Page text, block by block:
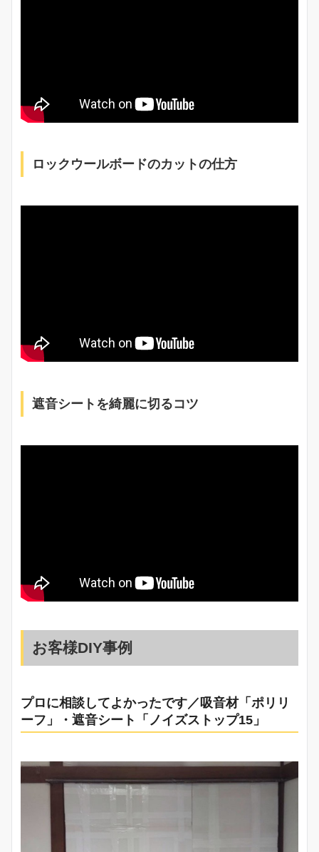
ロックウールボードのカットの仕方
遮音シートを綺麗に切るコツ
お客様DIY事例
プロに相談してよかったです／吸音材「ポリリ
ーフ」・遮音シート「ノイズストップ15」